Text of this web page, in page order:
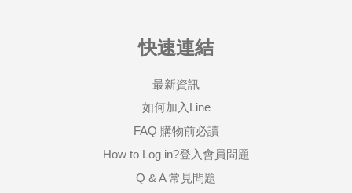
快速連結
最新資訊
如何加入Line
FAQ 購物前必讀
How to Log in?登入會員問題
Q & A 常見問題